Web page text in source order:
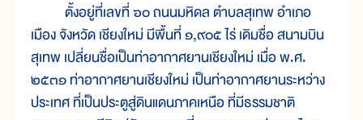
ตั้งอยู่ที่เลขที่ ๖๐ ถนนมหิดล ตำบลสุเทพ อำเภอ
เมือง จังหวัด เชียงใหม่ มีพื้นที่ ๑,๙๐๕ ไร่ เดิมชื่อ สนามบิน
สุเทพ เปลี่ยนชื่อเป็นท่าอากาศยานเชียงใหม่ เมื่อ พ.ศ.
๒๕๓๑ ท่าอากาศยานเชียงใหม่ เป็นท่าอากาศยานระหว่าง
ประเทศ ที่เป็นประตูสู่ดินแดนภาคเหนือ ที่มีธรรมชาติ